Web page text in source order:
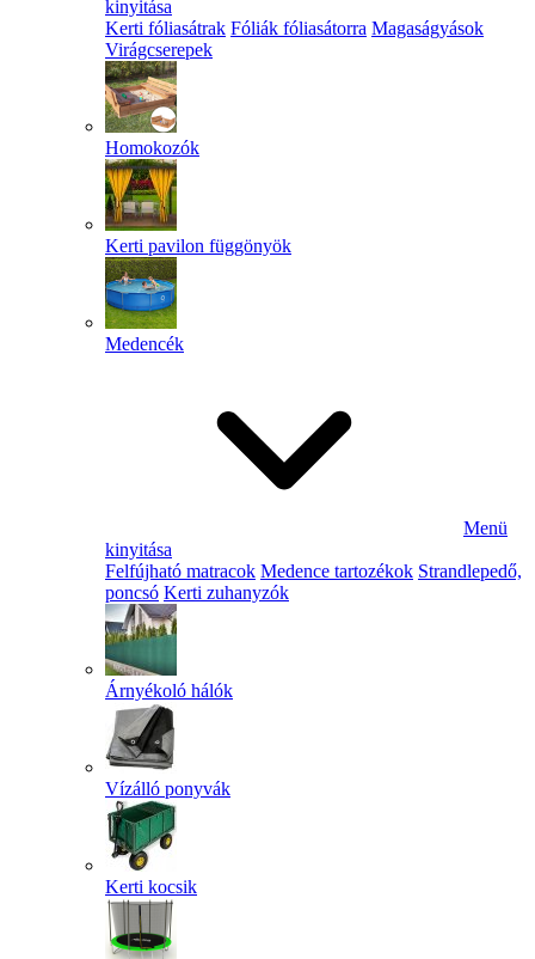
kinyitása
Kerti fóliasátrak Fóliák fóliasátorra Magaságyások
Virágcserepek
Homokozók
Kerti pavilon függönyök
Medencék
Menü
kinyitása
Felfújható matracok Medence tartozékok Strandlepedő,
poncsó Kerti zuhanyzók
Árnyékoló hálók
Vízálló ponyvák
Kerti kocsik